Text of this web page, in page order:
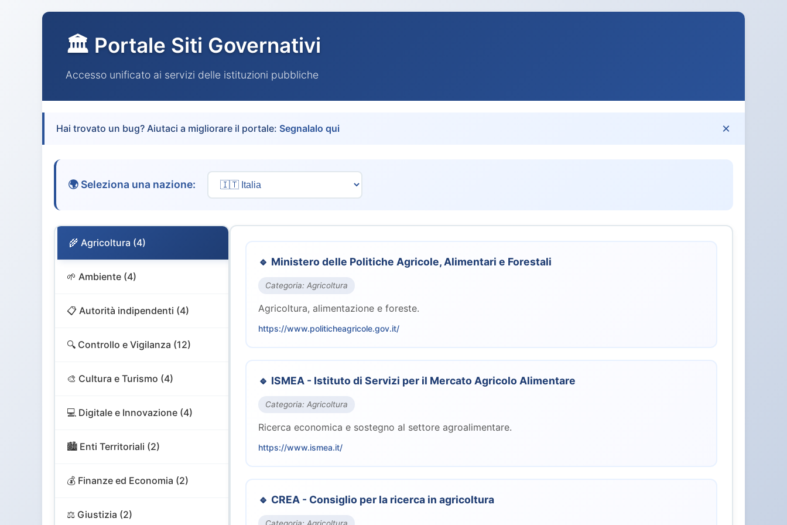
🏛️ Portale Siti Governativi
Accesso unificato ai servizi delle istituzioni pubbliche
Hai trovato un bug? Aiutaci a migliorare il portale: Segnalalo qui ×
🌍 Seleziona una nazione:
🌾 Agricoltura (4)
🌱 Ambiente (4)
📋 Autorità indipendenti (4)
🔍 Controllo e Vigilanza (12)
🎨 Cultura e Turismo (4)
💻 Digitale e Innovazione (4)
🏙️ Enti Territoriali (2)
💰 Finanze ed Economia (2)
⚖️ Giustizia (2)
🔹 Ministero delle Politiche Agricole, Alimentari e Forestali
Categoria: Agricoltura
Agricoltura, alimentazione e foreste.
https://www.politicheagricole.gov.it/
🔹 ISMEA - Istituto di Servizi per il Mercato Agricolo Alimentare
Categoria: Agricoltura
Ricerca economica e sostegno al settore agroalimentare.
https://www.ismea.it/
🔹 CREA - Consiglio per la ricerca in agricoltura